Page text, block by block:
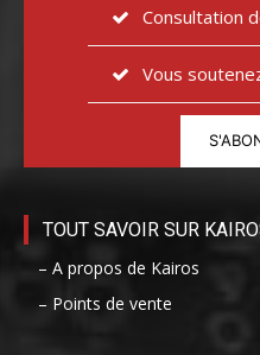
Consultation
Vous
TOUT SAVOIR SUR
– A propos de Kairos
– Points de vente